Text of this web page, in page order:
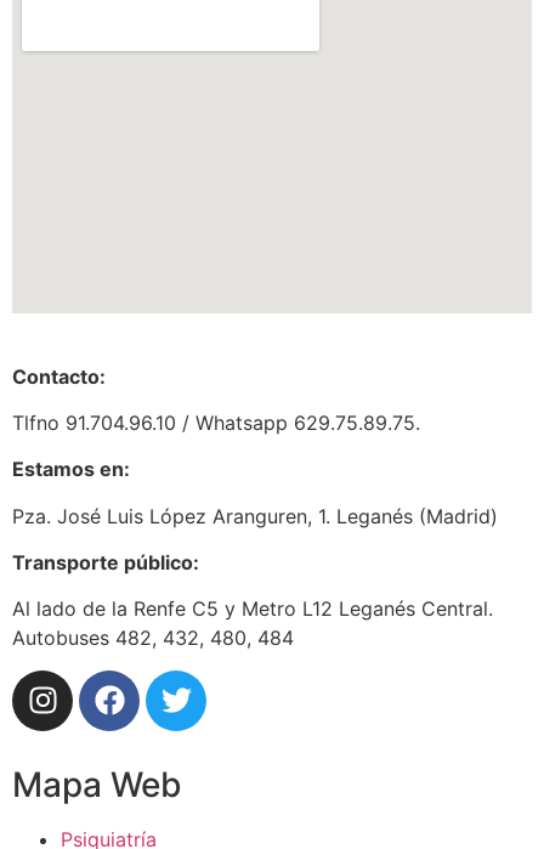
Contacto:
Tlfno 91.704.96.10 / Whatsapp 629.75.89.75.
Estamos en:
Pza. José Luis López Aranguren, 1. Leganés (Madrid)
Transporte público:
Al lado de la Renfe C5 y Metro L12 Leganés Central.
Autobuses 482, 432, 480, 484
Mapa Web
Psiquiatría